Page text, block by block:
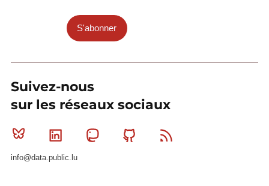
S'abonner
Suivez-nous
sur les réseaux sociaux
Bluesky Linkedin MastodonGithub
info@data.public.lu